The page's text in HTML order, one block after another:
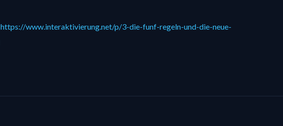
https://www.interaktivierung.net/p/3-die-funf-regeln-und-die-neue-